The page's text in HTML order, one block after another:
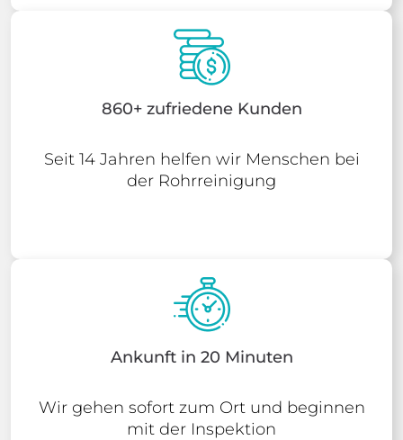
860+ zufriedene Kunden
Seit 14 Jahren helfen wir Menschen bei
der Rohrreinigung
Ankunft in 20 Minuten
Wir gehen sofort zum Ort und beginnen
mit der Inspektion